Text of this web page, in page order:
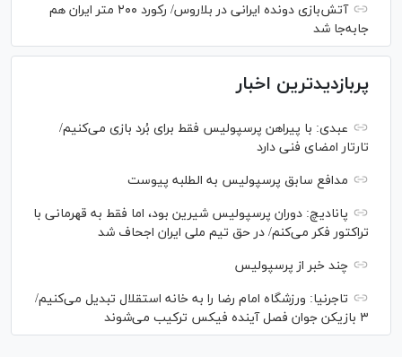
آتش‌بازی دونده ایرانی در بلاروس/ رکورد ۲۰۰ متر ایران هم
جابه‌جا شد
پربازدیدترین اخبار
عبدی: با پیراهن پرسپولیس فقط برای بُرد بازی می‌کنیم/
تارتار امضای فنی دارد
مدافع سابق پرسپولیس به الطلبه پیوست
پانادیچ: دوران پرسپولیس شیرین بود، اما فقط به قهرمانی با
تراکتور فکر می‌کنم/ در حق تیم ملی ایران اجحاف شد
چند خبر از پرسپولیس
تاجرنیا: ورزشگاه امام رضا را به خانه استقلال تبدیل می‌کنیم/
۳ بازیکن جوان فصل آینده فیکس ترکیب می‌شوند